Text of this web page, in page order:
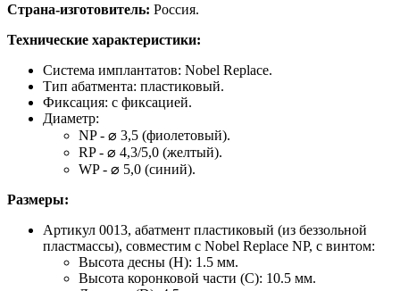
Страна-изготовитель: Россия.
Технические характеристики:
Система имплантатов: Nobel Replace.
Тип абатмента: пластиковый.
Фиксация: с фиксацией.
Диаметр:
NP - ⌀ 3,5 (фиолетовый).
RP - ⌀ 4,3/5,0 (желтый).
WP - ⌀ 5,0 (синий).
Размеры:
Артикул 0013, абатмент пластиковый (из беззольной
пластмассы), совместим с Nobel Replace NP, с винтом:
Высота десны (H): 1.5 мм.
Высота коронковой части (C): 10.5 мм.